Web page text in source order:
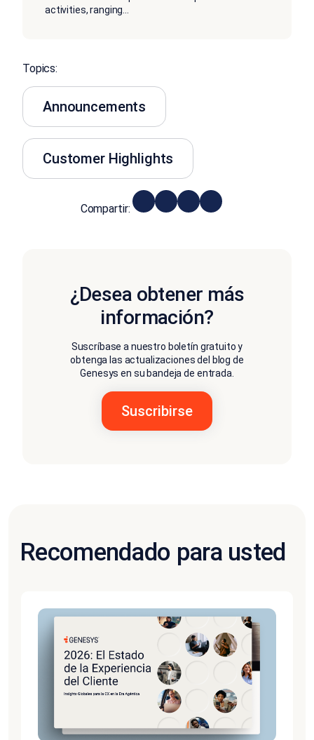
activities, ranging
Topics:
Announcements
Customer Highlights
Compartir:
¿Desea obtener más
información?
Suscríbase a nuestro boletín gratuito y
obtenga las actualizaciones del blog de
Genesys en su bandeja de entrada.
Recomendado para usted